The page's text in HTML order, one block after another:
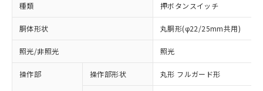
種類 押ボタンスイッチ
胴体形状 丸胴形(φ22/25mm共用)
照光/非照光 照光
操作部 操作部形状 丸形 フルガード形